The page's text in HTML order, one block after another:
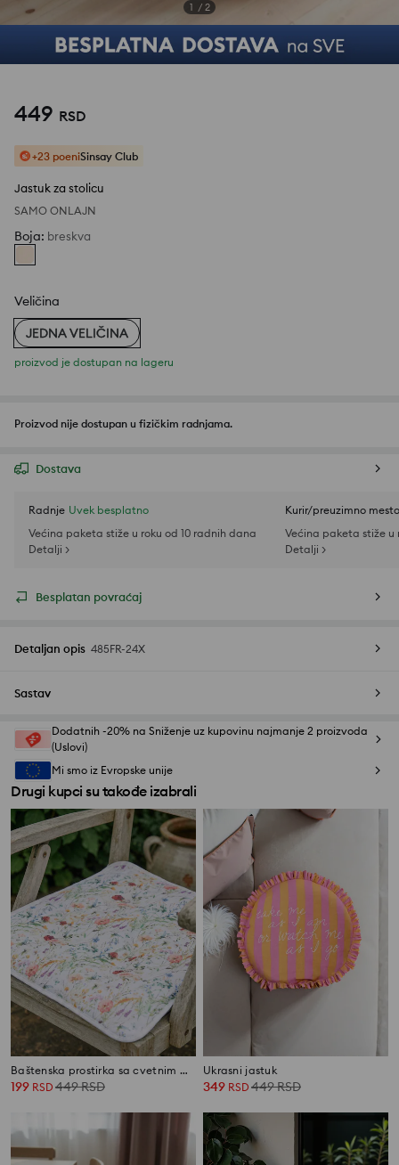
1 / 2
449 RSD
+23 poeniSinsay Club
Jastuk za stolicu
SAMO ONLAJN
Boja: breskva
Veličina
JEDNA VELIČINA
proizvod je dostupan na lageru
Proizvod nije dostupan u fizičkim radnjama.
Dostava
Radnje Uvek besplatno
Većina paketa stiže u roku od 10 radnih dana
Detalji >
Kurir/preuzimno mesto
Većina paketa stiže u
Detalji >
Besplatan povraćaj
Detaljan opis 485FR-24X
Sastav
Dodatnih -20% na Sniženje uz kupovinu najmanje 2 proizvoda
(Uslovi)
Mi smo iz Evropske unije
Drugi kupci su takođe izabrali
Baštenska prostirka sa cvetnim motivom
199 RSD 449RSD
Ukrasni jastuk
349 RSD 449RSD